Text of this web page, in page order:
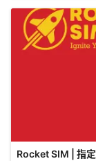
Rocket SIM | 指定12個亞太地區 10/15/20日上網卡 (每日1GB) |